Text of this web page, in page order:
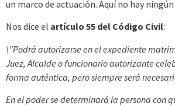
un marco de actuación. Aquí no hay
Nos dice el artículo 55 del Código Civil:
\”Podrá autorizarse en el expediente
Juez, Alcalde o funcionario autorizante
forma auténtica, pero siempre será
En el poder se determinará la persona con